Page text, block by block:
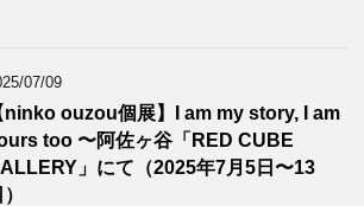
07/09
ninko ouzou個展】I am my story, I am
too 〜阿佐ヶ谷「RED CUBE
」にて（2025年7月5日〜13